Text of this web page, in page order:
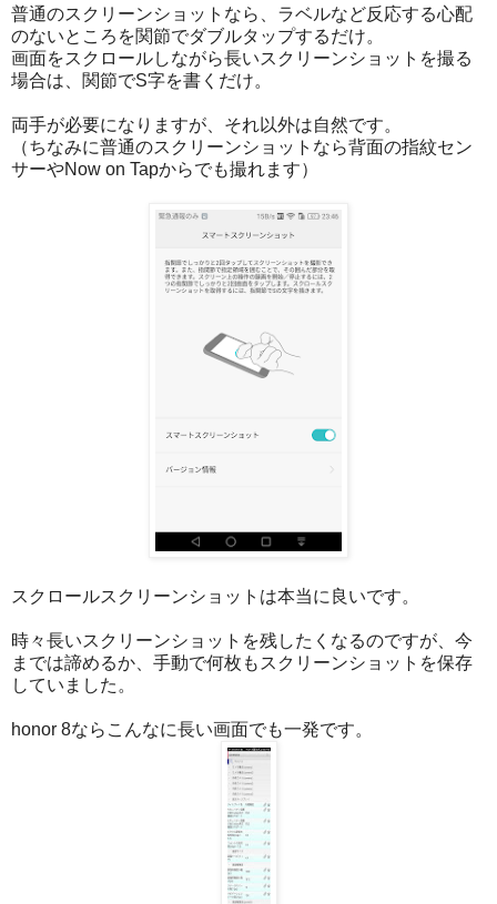
普通のスクリーンショットなら、ラベルなど反応する心配
のないところを関節でダブルタップするだけ。
画面をスクロールしながら長いスクリーンショットを撮る
場合は、関節でS字を書くだけ。
両手が必要になりますが、それ以外は自然です。
（ちなみに普通のスクリーンショットなら背面の指紋セン
サーやNow on Tapからでも撮れます）
スクロールスクリーンショットは本当に良いです。
時々長いスクリーンショットを残したくなるのですが、今
までは諦めるか、手動で何枚もスクリーンショットを保存
していました。
honor 8ならこんなに長い画面でも一発です。